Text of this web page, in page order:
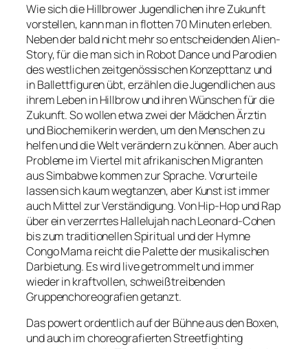
Wie sich die Hillbrower Jugendlichen ihre Zukunft
vorstellen, kann man in flotten 70 Minuten erleben.
Neben der bald nicht mehr so entscheidenden Alien-
Story, für die man sich in Robot Dance und Parodien
des westlichen zeitgenössischen Konzepttanz und
in Ballettfiguren übt, erzählen die Jugendlichen aus
ihrem Leben in Hillbrow und ihren Wünschen für die
Zukunft. So wollen etwa zwei der Mädchen Ärztin
und Biochemikerin werden, um den Menschen zu
helfen und die Welt verändern zu können. Aber auch
Probleme im Viertel mit afrikanischen Migranten
aus Simbabwe kommen zur Sprache. Vorurteile
lassen sich kaum wegtanzen, aber Kunst ist immer
auch Mittel zur Verständigung. Von Hip-Hop und Rap
über ein verzerrtesHallelujahnach Leonard-Cohen
bis zum traditionellen Spiritual und der Hymne
Congo Mama reicht die Palette der musikalischen
Darbietung. Es wird live getrommelt und immer
wieder in kraftvollen, schweißtreibenden
Gruppenchoreografien getanzt.
Das powert ordentlich auf der Bühne aus den Boxen,
und auch im choreografierten Streetfighting